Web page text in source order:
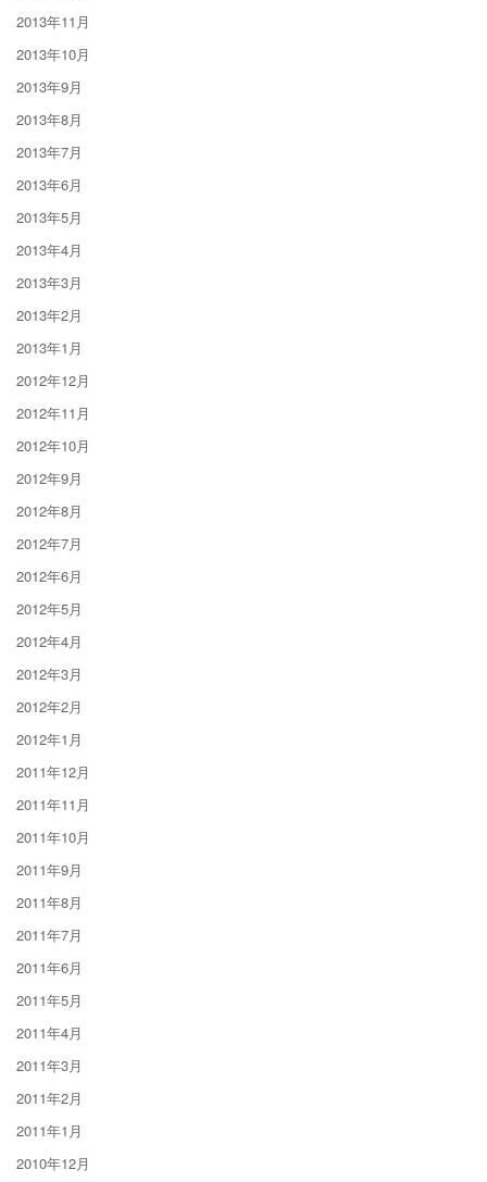
2013年11月
2013年10月
2013年9月
2013年8月
2013年7月
2013年6月
2013年5月
2013年4月
2013年3月
2013年2月
2013年1月
2012年12月
2012年11月
2012年10月
2012年9月
2012年8月
2012年7月
2012年6月
2012年5月
2012年4月
2012年3月
2012年2月
2012年1月
2011年12月
2011年11月
2011年10月
2011年9月
2011年8月
2011年7月
2011年6月
2011年5月
2011年4月
2011年3月
2011年2月
2011年1月
2010年12月